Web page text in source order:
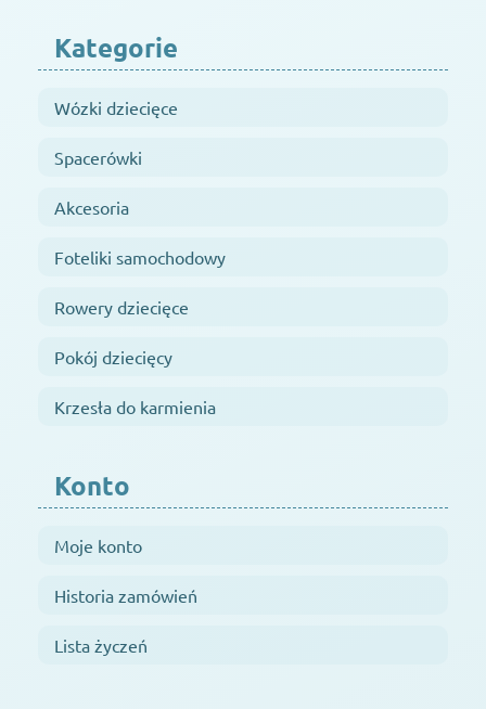
Kategorie
Wózki dziecięce
Spacerówki
Akcesoria
Foteliki samochodowy
Rowery dziecięce
Pokój dziecięcy
Krzesła do karmienia
Konto
Moje konto
Historia zamówień
Lista życzeń